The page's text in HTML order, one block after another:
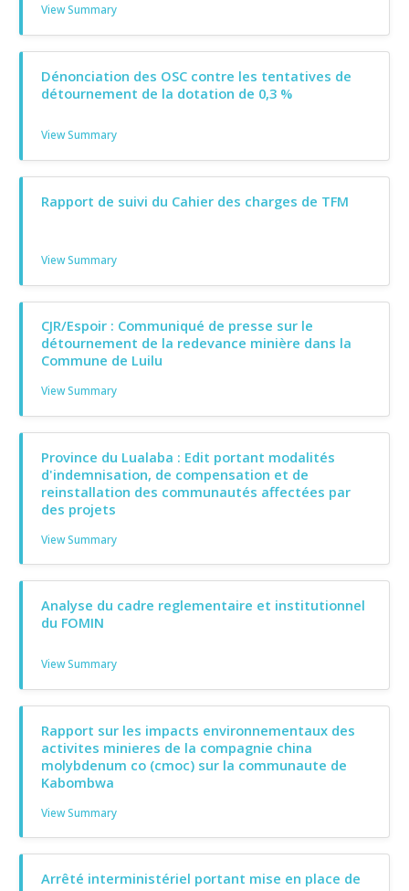
View Summary
Dénonciation des OSC contre les tentatives de
détournement de la dotation de 0,3 %
View Summary
Rapport de suivi du Cahier des charges de TFM
View Summary
CJR/Espoir : Communiqué de presse sur le
détournement de la redevance minière dans la
Commune de Luilu
View Summary
Province du Lualaba : Edit portant modalités
d'indemnisation, de compensation et de
reinstallation des communautés affectées par
des projets
View Summary
Analyse du cadre reglementaire et institutionnel
du FOMIN
View Summary
Rapport sur les impacts environnementaux des
activites minieres de la compagnie china
molybdenum co (cmoc) sur la communaute de
Kabombwa
View Summary
Arrêté interministériel portant mise en place de